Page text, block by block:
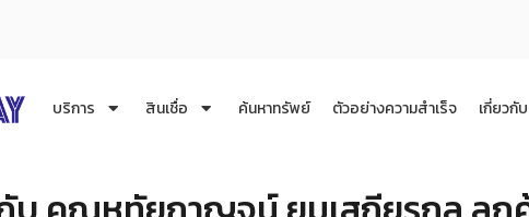
บริการ สินเชื่อ ค้นหาทรัพย์ ตัวอย่างความสำเร็จ เกี่ยวกับ